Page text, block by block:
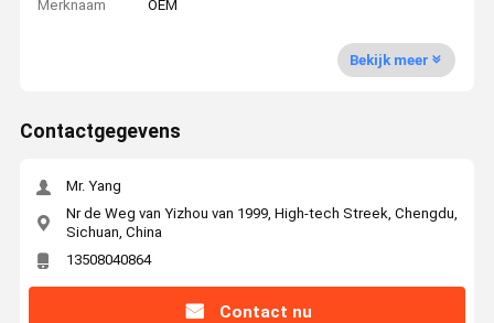
Merknaam OEM
Bekijk meer
Contactgegevens
Mr. Yang
Nr de Weg van Yizhou van 1999, High-tech Streek, Chengdu,
Sichuan, China
13508040864
Contact nu